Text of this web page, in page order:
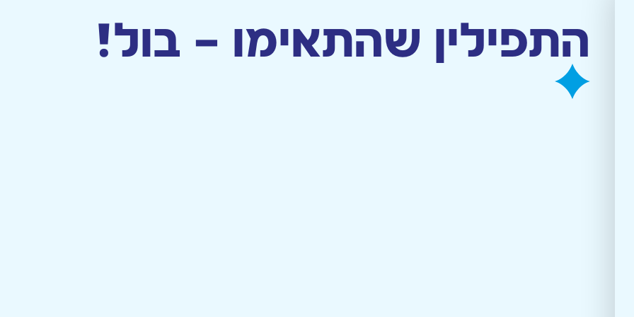
התפילין שהתאימו – בול!